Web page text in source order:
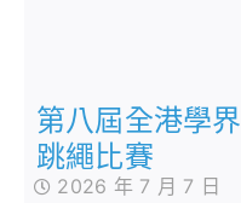
第八屆全港學界
跳繩比賽
2026 年 7 月 7 日